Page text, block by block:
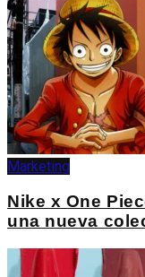
Marketing
Nike x One
una nueva